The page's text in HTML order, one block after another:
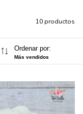
10 productos
Ordenar por:
Más vendidos